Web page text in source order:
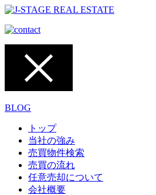
BLOG
トップ
当社の強み
売買物件検索
売買の流れ
任意売却について
会社概要